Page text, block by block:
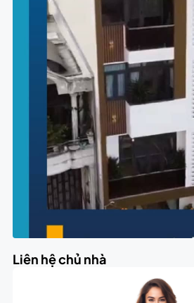
Liên hệ chủ nhà